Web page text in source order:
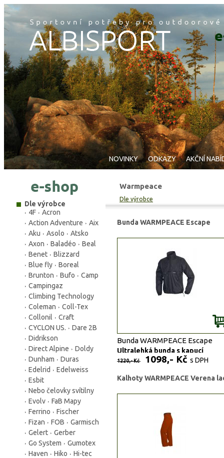
NOVINKY ODKAZY AKČNÍ
Dle výrobce
4F
Acron
Action Adventure
Aix
Aku
Asolo
Atsko
Axon
Baladéo
Beal
Benet
Blizzard
Blue fly
Boreal
Brunton
Bufo
Camp
Campingaz
Climbing Technology
Coleman
Coll-Tex
Collonil
Craft
CYCLON US.
Dare 2B
Didrikson
Direct Alpine
Doldy
Dunham
Duras
Edelrid
Edelweiss
Esbit
Nebo čelovky svítilny
Evolv
FaB Mapy
Ferrino
Fischer
Fizan
FOB
Garmisch
Gelert
Gerber
Go System
Gumotex
Haven
Hiko
Hi-tec
Warmpeace
Dle výrobce
Bunda WARMPEACE Escape
Bunda WARMPEACE Escape
Ultralehká bunda s kapucí
z materiálu Nylon DWR
Prodloužený zadní díl
V dolním lemu a v kapuci
tkanice se samosvorkami
Malý transportní obal
1220,- Kč 1098,- Kč s DPH
Kalhoty WARMPEACE Verena